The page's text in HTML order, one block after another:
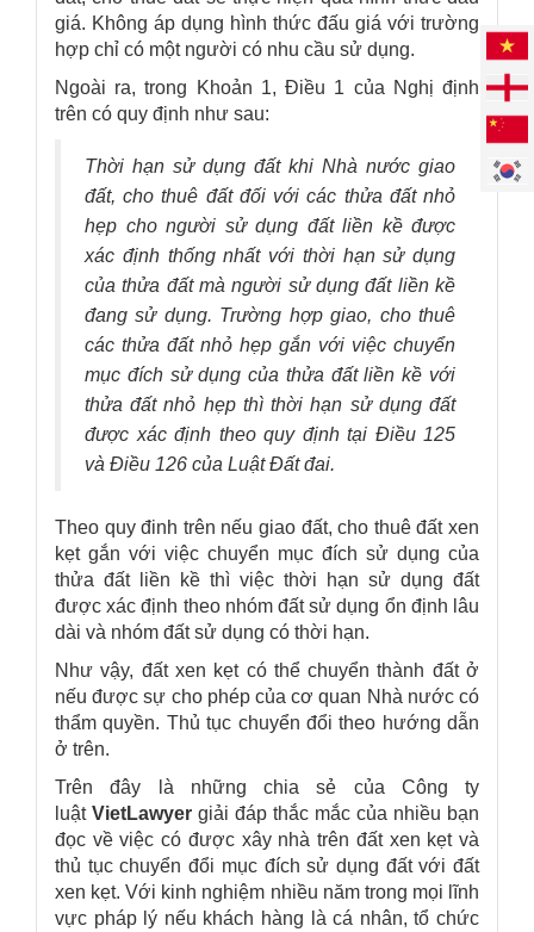
giá. Không áp dụng hình thức đấu giá với trường
hợp chỉ có một người có nhu cầu sử dụng.
Ngoài ra, trong Khoản 1, Điều 1 của Nghị định
trên có quy định như sau:
Thời hạn sử dụng đất khi Nhà nước giao
đất, cho thuê đất đối với các thửa đất nhỏ
hẹp cho người sử dụng đất liền kề được
xác định thống nhất với thời hạn sử dụng
của thửa đất mà người sử dụng đất liền kề
đang sử dụng. Trường hợp giao, cho thuê
các thửa đất nhỏ hẹp gắn với việc chuyển
mục đích sử dụng của thửa đất liền kề với
thửa đất nhỏ hẹp thì thời hạn sử dụng đất
được xác định theo quy định tại Điều 125
và Điều 126 của Luật Đất đai.
Theo quy đinh trên nếu giao đất, cho thuê đất xen
kẹt gắn với việc chuyển mục đích sử dụng của
thửa đất liền kề thì việc thời hạn sử dụng đất
được xác định theo nhóm đất sử dụng ổn định lâu
dài và nhóm đất sử dụng có thời hạn.
Như vậy, đất xen kẹt có thể chuyển thành đất ở
nếu được sự cho phép của cơ quan Nhà nước có
thẩm quyền. Thủ tục chuyển đổi theo hướng dẫn
ở trên.
Trên đây là những chia sẻ của Công ty
luật VietLawyer giải đáp thắc mắc của nhiều bạn
đọc về việc có được xây nhà trên đất xen kẹt và
thủ tục chuyển đổi mục đích sử dụng đất với đất
xen kẹt. Với kinh nghiệm nhiều năm trong mọi lĩnh
vực pháp lý nếu khách hàng là cá nhân, tổ chức